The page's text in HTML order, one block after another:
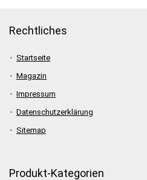
Rechtliches
Startseite
Magazin
Impressum
Datenschutzerklärung
Sitemap
Produkt-Kategorien